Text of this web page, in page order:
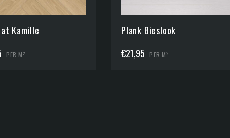
Kamille
PER M2
Plank Bieslook
€21,95 PER M2